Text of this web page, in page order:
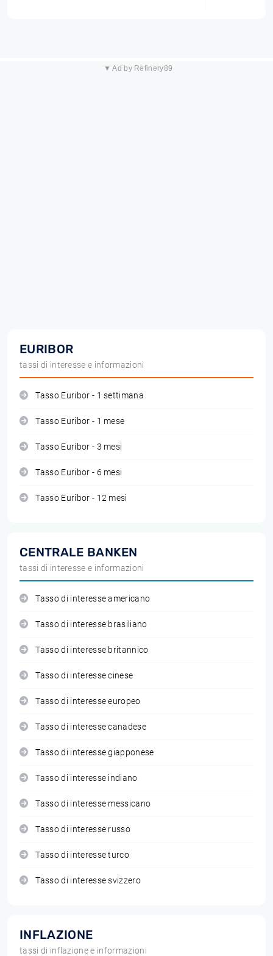
▼ Ad by Refinery89
EURIBOR
tassi di interesse e informazioni
Tasso Euribor - 1 settimana
Tasso Euribor - 1 mese
Tasso Euribor - 3 mesi
Tasso Euribor - 6 mesi
Tasso Euribor - 12 mesi
CENTRALE BANKEN
tassi di interesse e informazioni
Tasso di interesse americano
Tasso di interesse brasiliano
Tasso di interesse britannico
Tasso di interesse cinese
Tasso di interesse europeo
Tasso di interesse canadese
Tasso di interesse giapponese
Tasso di interesse indiano
Tasso di interesse messicano
Tasso di interesse russo
Tasso di interesse turco
Tasso di interesse svizzero
INFLAZIONE
tassi di inflazione e informazioni